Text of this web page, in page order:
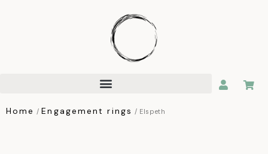
Home / Engagement rings / Elspeth